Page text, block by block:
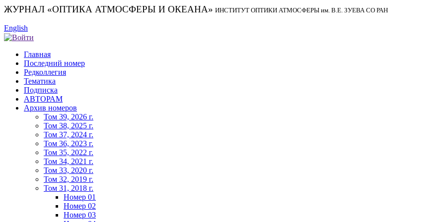
ЖУРНАЛ «ОПТИКА АТМОСФЕРЫ И ОКЕАНА» ИНСТИТУТ ОПТИКИ АТМОСФЕРЫ им. В.Е. ЗУЕВА СО РАН
English
Главная
Последний номер
Редколлегия
Тематика
Подписка
АВТОРАМ
Архив номеров
Том 39, 2026 г.
Том 38, 2025 г.
Том 37, 2024 г.
Том 36, 2023 г.
Том 35, 2022 г.
Том 34, 2021 г.
Том 33, 2020 г.
Том 32, 2019 г.
Том 31, 2018 г.
Номер 01
Номер 02
Номер 03